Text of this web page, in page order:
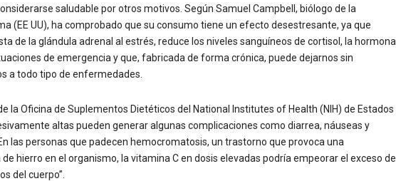
saludable por otros motivos. Según Samuel Campbell, biólogo de la
(EE UU), ha comprobado que su consumo tiene un efecto desestresante, ya que
de la glándula adrenal al estrés, reduce los niveles sanguíneos de cortisol, la hormona
de emergencia y que, fabricada de forma crónica, puede dejarnos sin
a todo tipo de enfermedades.
la Oficina de Suplementos Dietéticos del National Institutes of Health (NIH) de Estados
altas pueden generar algunas complicaciones como diarrea, náuseas y
las personas que padecen hemocromatosis, un trastorno que provoca una
hierro en el organismo, la vitamina C en dosis elevadas podría empeorar el exceso de
del cuerpo”.